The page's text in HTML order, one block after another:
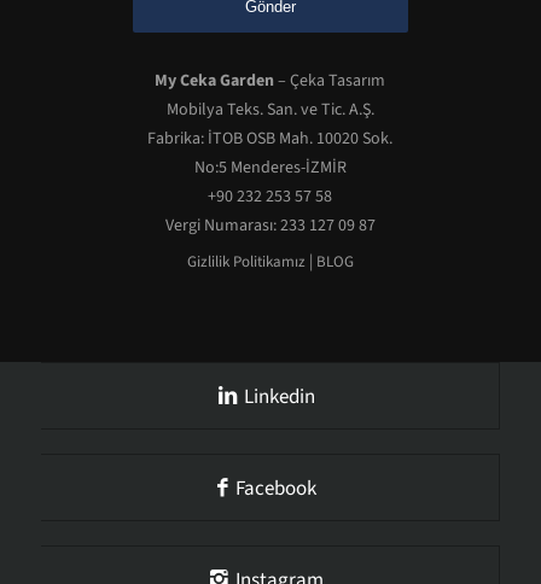
My Ceka Garden – Çeka Tasarım
Mobilya Teks. San. ve Tic. A.Ş.
Fabrika: İTOB OSB Mah. 10020 Sok.
No:5 Menderes-İZMİR
+90 232 253 57 58
Vergi Numarası: 233 127 09 87
Gizlilik Politikamız | BLOG
Linkedin
Facebook